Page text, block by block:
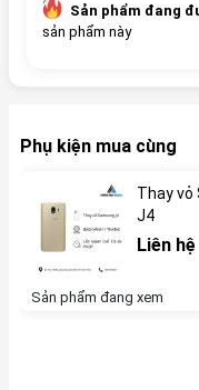
Sản phẩm đang
sản phẩm này
Phụ kiện mua cùng
Thay vỏ
J4
Liên hệ
Sản phẩm đang xem